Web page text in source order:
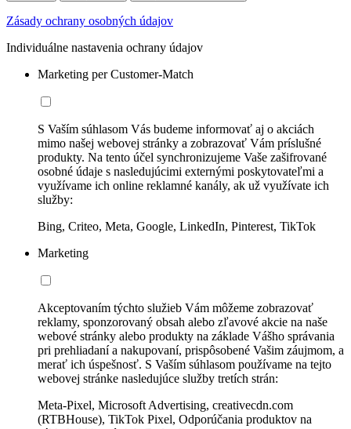
Zásady ochrany osobných údajov
Individuálne nastavenia ochrany údajov
Marketing per Customer-Match
S Vaším súhlasom Vás budeme informovať aj o akciách
mimo našej webovej stránky a zobrazovať Vám príslušné
produkty. Na tento účel synchronizujeme Vaše zašifrované
osobné údaje s nasledujúcimi externými poskytovateľmi a
využívame ich online reklamné kanály, ak už využívate ich
služby:
Bing, Criteo, Meta, Google, LinkedIn, Pinterest, TikTok
Marketing
Akceptovaním týchto služieb Vám môžeme zobrazovať
reklamy, sponzorovaný obsah alebo zľavové akcie na naše
webové stránky alebo produkty na základe Vášho správania
pri prehliadaní a nakupovaní, prispôsobené Vašim záujmom, a
merať ich úspešnosť. S Vaším súhlasom používame na tejto
webovej stránke nasledujúce služby tretích strán:
Meta-Pixel, Microsoft Advertising, creativecdn.com
(RTBHouse), TikTok Pixel, Odporúčania produktov na